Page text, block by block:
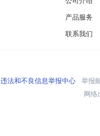
产品服务
联系我们
违法和不良信息举报中心举报
网